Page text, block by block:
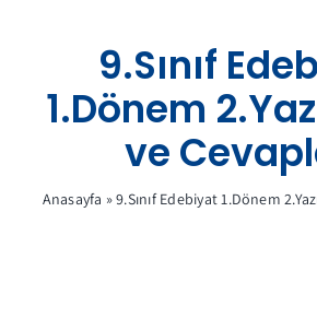
9.Sınıf
1.Dönem
ve
Anasayfa »9.Sınıf Edebiyat 1.Dönem